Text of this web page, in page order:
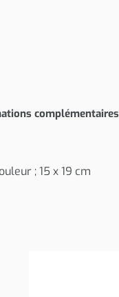
complémentaires
; 15 x 19 cm